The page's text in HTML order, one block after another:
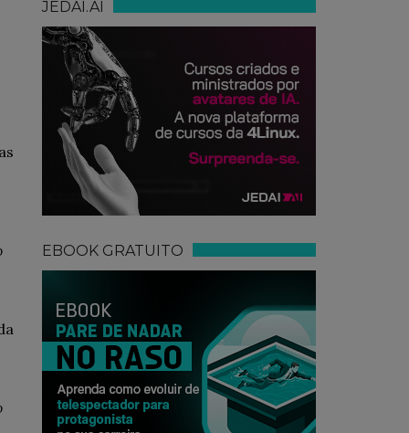
JEDAI.AI
EBOOK GRATUITO